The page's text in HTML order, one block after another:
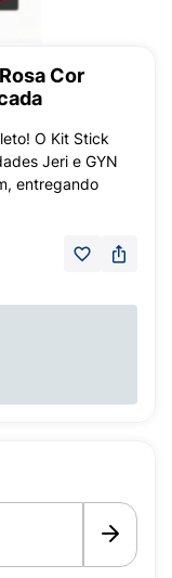
Cor
O Kit Stick
Jeri e GYN
entregando